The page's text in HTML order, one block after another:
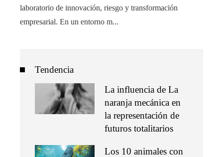
laboratorio de innovación, riesgo y transformación
empresarial. En un entorno m...
Tendencia
La influencia de La
naranja mecánica en
la representación de
futuros totalitarios
Los 10 animales con